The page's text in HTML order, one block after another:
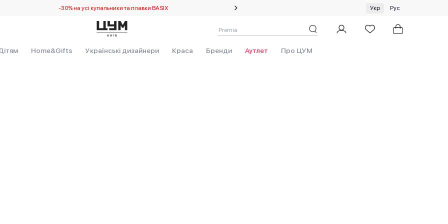
-30% на усі купальники та плавки BASIX Спеціальна пропозиція на одяг та хустки ЦУМ by GUNIA
Укр Рус
Home&Gifts Українські дизайнери Краса Бренди Аутлет Про ЦУМ